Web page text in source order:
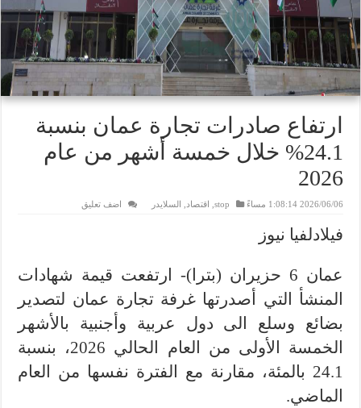
ارتفاع صادرات تجارة عمان بنسبة
24.1% خلال خمسة أشهر من عام
2026
2026/06/06 1:08:14 مساءً stop اقتصاد السلايدر اضف تعليق
فيلادلفيا نيوز
عمان 6 حزيران (بترا)- ارتفعت قيمة شهادات
المنشأ التي أصدرتها غرفة تجارة عمان لتصدير
بضائع وسلع الى دول عربية وأجنبية بالأشهر
الخمسة الأولى من العام الحالي 2026، بنسبة
24.1 بالمئة، مقارنة مع الفترة نفسها من العام
الماضي.